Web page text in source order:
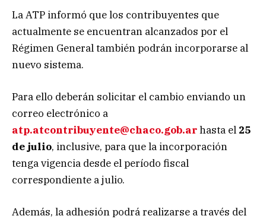
La ATP informó que los contribuyentes que
actualmente se encuentran alcanzados por el
Régimen General también podrán incorporarse al
nuevo sistema.
Para ello deberán solicitar el cambio enviando un
correo electrónico a
atp.atcontribuyente@chaco.gob.arhasta el 25
de julio, inclusive, para que la incorporación
tenga vigencia desde el período fiscal
correspondiente a julio.
Además, la adhesión podrá realizarse a través del